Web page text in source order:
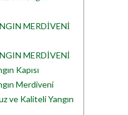
MERDİVENİ
MERDİVENİ
Kapısı
Merdiveni
ve Kaliteli Yangın